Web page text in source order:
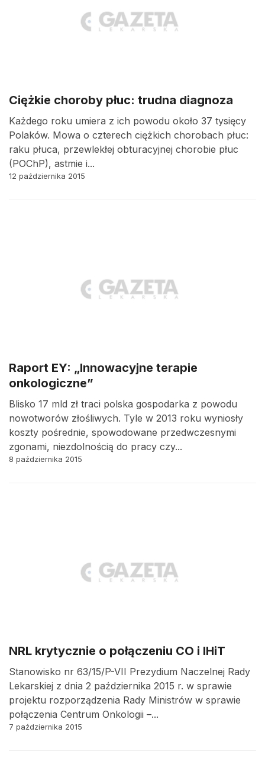
Ciężkie choroby płuc: trudna diagnoza
Każdego roku umiera z ich powodu około 37 tysięcy
Polaków. Mowa o czterech ciężkich chorobach płuc:
raku płuca, przewlekłej obturacyjnej chorobie płuc
(POChP), astmie i...
12 października 2015
Raport EY: „Innowacyjne terapie
onkologiczne”
Blisko 17 mld zł traci polska gospodarka z powodu
nowotworów złośliwych. Tyle w 2013 roku wyniosły
koszty pośrednie, spowodowane przedwczesnymi
zgonami, niezdolnością do pracy czy...
8 października 2015
NRL krytycznie o połączeniu CO i IHiT
Stanowisko nr 63/15/P-VII Prezydium Naczelnej Rady
Lekarskiej z dnia 2 października 2015 r. w sprawie
projektu rozporządzenia Rady Ministrów w sprawie
połączenia Centrum Onkologii –...
7 października 2015